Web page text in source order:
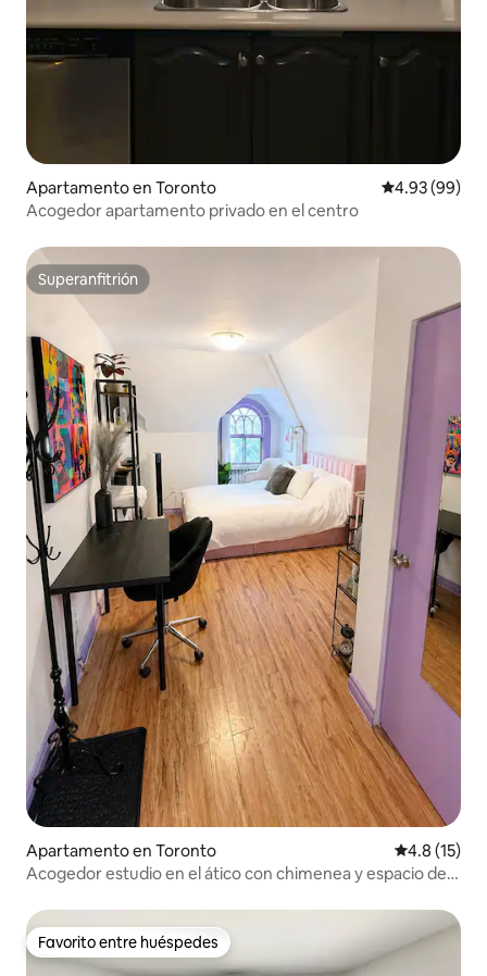
Apartamento en Toronto Calificación
4.93 (99)
Acogedor apartamento privado en el centro
Superanfitrión
Superanfitrión
Apartamento en Toronto Calificación
4.8 (15)
Acogedor estudio en el ático con chimenea y espacio de
Favorito entre huéspedes
Favorito entre huéspedes